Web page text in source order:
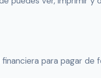
para pagar de